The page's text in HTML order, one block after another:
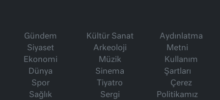
Gündem
Siyaset
Ekonomi
Dünya
Spor
Sağlık
Kültür Sanat
Arkeoloji
Müzik
Sinema
Tiyatro
Sergi
Aydınlatma
Metni
Kullanım
Şartları
Çerez
Politikamız